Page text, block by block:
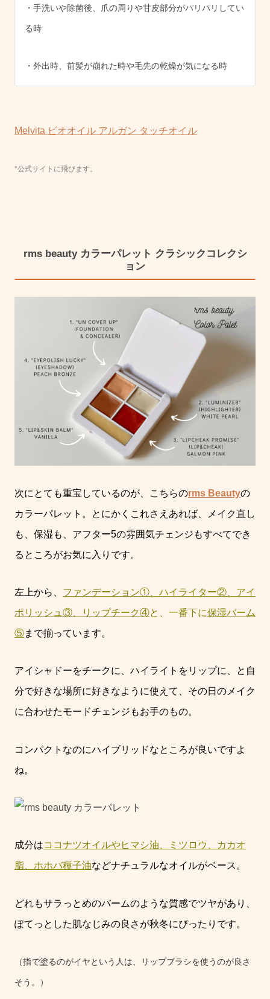
・手洗いや除菌後、爪の周りや甘皮部分がパリパリしてい
る時
・外出時、前髪が崩れた時や毛先の乾燥が気になる時
Melvita ビオオイル アルガン タッチオイル
*公式サイトに飛びます。
rms beauty カラーパレット クラシックコレクシ
ョン
次にとても重宝しているのが、こちらのrms Beautyの
カラーパレット。とにかくこれさえあれば、メイク直し
も、保湿も、アフター5の雰囲気チェンジもすべてでき
るところがお気に入りです。
左上から、 ファンデーション①、ハイライター②、アイ
ポリッシュ③、リップチーク④と、一番下に保湿バーム
⑤まで揃っています。
アイシャドーをチークに、ハイライトをリップに、と自
分で好きな場所に好きなように使えて、その日のメイク
に合わせたモードチェンジもお手のもの。
コンパクトなのにハイブリッドなところが良いですよ
ね。
成分はココナツオイルやヒマシ油、ミツロウ、カカオ
脂、ホホバ種子油などナチュラルなオイルがベース。
どれもサラっとめのバームのような質感でツヤがあり、
ぽてっとした肌なじみの良さが秋冬にぴったりです。
（指で塗るのがイヤという人は、リップブラシを使うのが良さ
そう。）